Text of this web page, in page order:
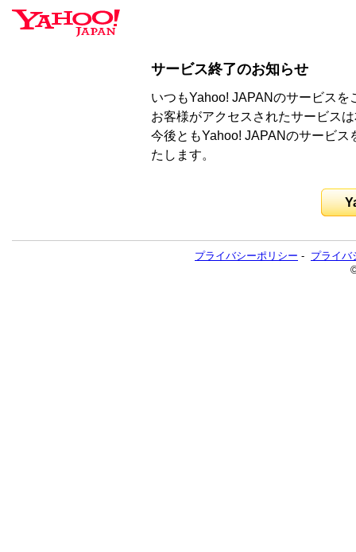
サービス終了のお知らせ
いつもYahoo! JAPANのサービス
お客様がアクセスされたサービス
今後ともYahoo! JAPANのサービ
たします。
プライバシーポリシー - プライバ